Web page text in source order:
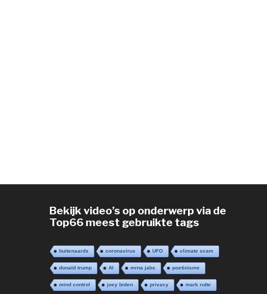
Bekijk video’s op onderwerp via de
Top66 meest gebruikte tags
buitenaards coronavirus UFO climate scam
donald trump AI mrna jabs poetinisme
mind control joey biden privacy mark rutte